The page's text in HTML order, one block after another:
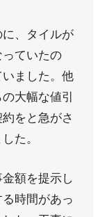
、タイルが
ていたの
ました。他
大幅な値引
をと急がさ
た。
額を提示し
時間があっ